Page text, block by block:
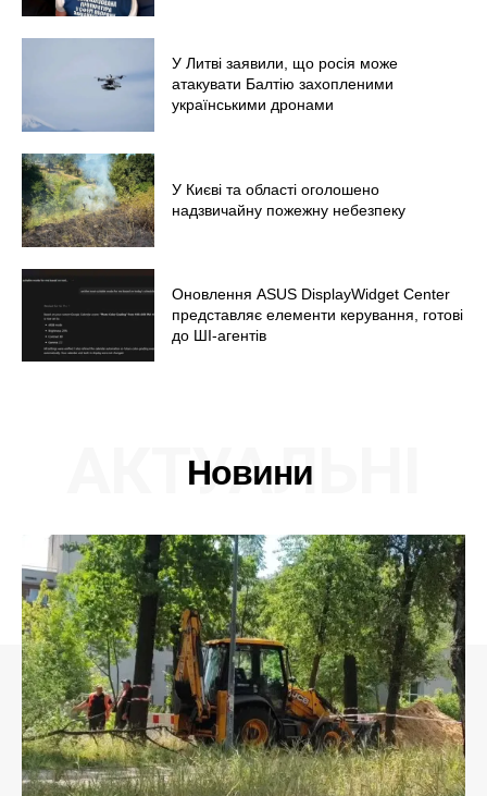
У Литві заявили, що росія може
атакувати Балтію захопленими
українськими дронами
У Києві та області оголошено
надзвичайну пожежну небезпеку
Оновлення ASUS DisplayWidget Center
представляє елементи керування, готові
до ШІ-агентів
Новини
АКТУАЛЬНІ